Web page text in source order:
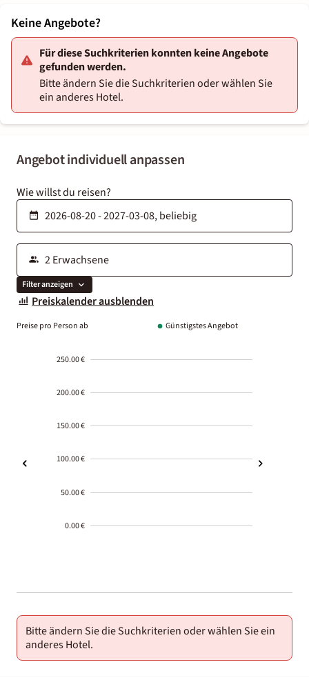
Angebot individuell anpassen
Wie willst du reisen?
Filter anzeigen
Preiskalender ausblenden
Preise pro Person ab Günstigstes Angebot
250.00 €
200.00 €
150.00 €
100.00 €
50.00 €
0.00 €
01-02
Bitte ändern Sie die Suchkriterien oder wählen Sie ein
anderes Hotel.
Keine Angebote?
Für diese Suchkriterien konnten keine Angebote
gefunden werden.
Bitte ändern Sie die Suchkriterien oder wählen Sie
ein anderes Hotel.